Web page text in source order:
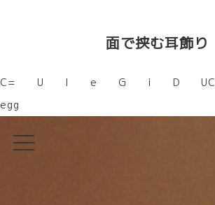
面で挟む耳飾り
C= U I e G i D UC
egg